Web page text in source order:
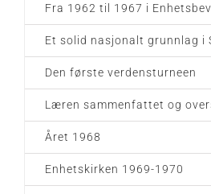
Fra 1962 til 1967 i
Et solid nasjonalt grunnlag i
Den første verdensturneen
Læren sammenfattet og
Året 1968
Enhetskirken 1969-1970